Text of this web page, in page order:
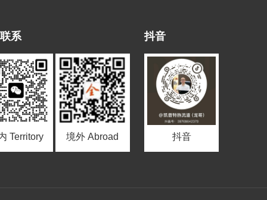
系
Territory 境外 Abroad
抖音
抖音